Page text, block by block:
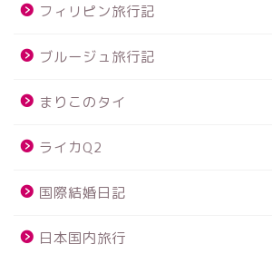
フィリピン旅行記
ブルージュ旅行記
まりこのタイ
ライカQ2
国際結婚日記
日本国内旅行